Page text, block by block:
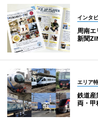
インタ
周南
新聞
エリア
鉄道
両・甲